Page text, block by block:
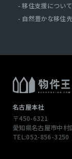
移住支援について
自然豊かな移住
名古屋本社
〒450-6321
愛知県名古屋市中
TEL:052-856-